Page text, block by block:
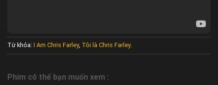
Từ khóa: I Am Chris Farley, Tôi là Chris Farley.
Phim có thể bạn muốn xem :